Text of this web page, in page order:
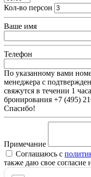
Кол-во персон
Ваше имя
Телефон
По указанному вами
менеджера с
свяжутся в течении 1
бронирования +7 (495)
Спасибо!
Примечание
Соглашаюсь c
также даю свое